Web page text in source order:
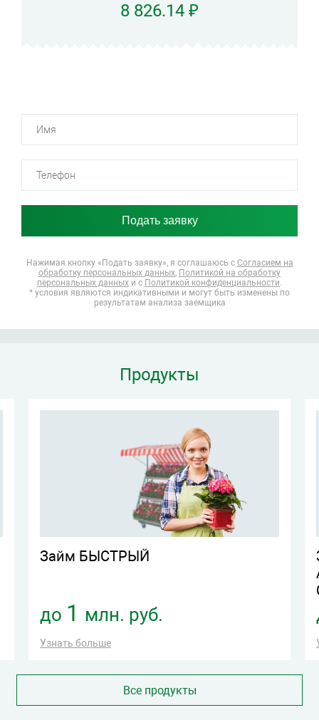
8 826.14 ₽
Нажимая кнопку «Подать заявку», я соглашаюсь с Согласием на
обработку персональных данных, Политикой на обработку
персональных данных и с Политикой конфиденциальности.
* условия являются индикативными и могут быть изменены по
результатам анализа заемщика
Продукты
Займ БЫСТРЫЙ
до 1 млн. руб.
Узнать больше
Все продукты